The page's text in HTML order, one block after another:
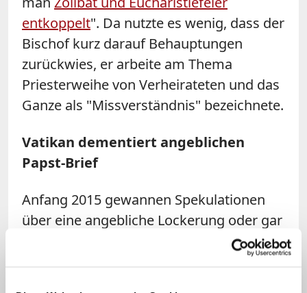
entkoppelt". Da nutzte es wenig, dass der
Bischof kurz darauf Behauptungen
zurückwies, er arbeite am Thema
Priesterweihe von Verheirateten und das
Ganze als "Missverständnis" bezeichnete.
Vatikan dementiert angeblichen
Papst-Brief
Anfang 2015 gewannen Spekulationen
über eine angebliche Lockerung oder gar
Abschaffung des Zölibats in Amazonien
eine solche Eigendynamik, dass sich der